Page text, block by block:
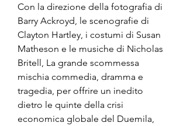
Con la direzione della fotografia di
Barry Ackroyd, le scenografie di
Clayton Hartley, i costumi di Susan
Matheson e le musiche di Nicholas
Britell, La grande scommessa
mischia commedia, dramma e
tragedia, per offrire un inedito
dietro le quinte della crisi
economica globale del Duemila,